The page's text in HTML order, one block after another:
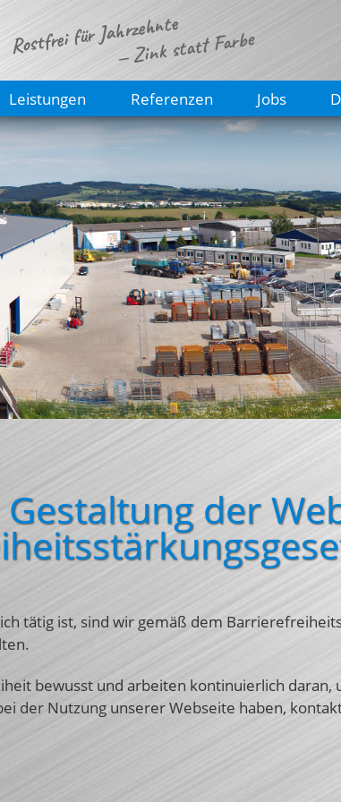
Rostfrei für Jahrzehnte— Zink statt Farbe
Leistungen Referenzen Jobs
der
tätig ist, sind wir gemäß dem
bewusst und arbeiten kontinuierlich
der Nutzung unserer Webseite haben,